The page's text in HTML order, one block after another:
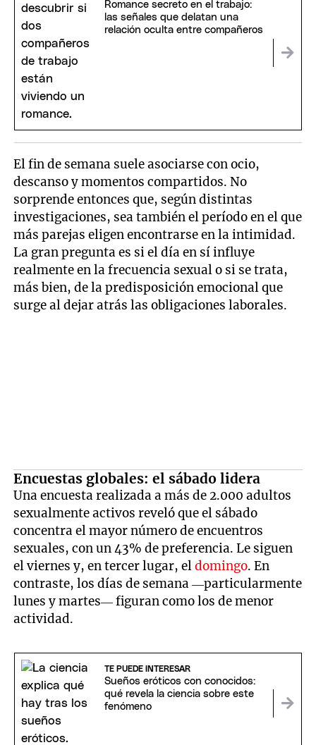
Romance secreto en el trabajo:
las señales que delatan una
relación oculta entre compañeros
El fin de semana suele asociarse con ocio,
descanso y momentos compartidos. No
sorprende entonces que, según distintas
investigaciones, sea también el período en el que
más parejas eligen encontrarse en la intimidad.
La gran pregunta es si el día en sí influye
realmente en la frecuencia sexual o si se trata,
más bien, de la predisposición emocional que
surge al dejar atrás las obligaciones laborales.
Encuestas globales: el sábado lidera
Una encuesta realizada a más de 2.000 adultos
sexualmente activos reveló que el sábado
concentra el mayor número de encuentros
sexuales, con un 43% de preferencia. Le siguen
el viernes y, en tercer lugar, eldomingo. En
contraste, los días de semana —particularmente
lunes y martes— figuran como los de menor
actividad.
TE PUEDE INTERESAR
Sueños eróticos con conocidos:
qué revela la ciencia sobre este
fenómeno